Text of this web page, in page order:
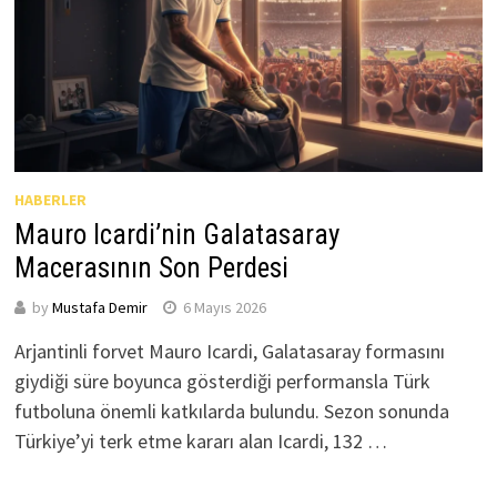
HABERLER
Mauro Icardi’nin Galatasaray
Macerasının Son Perdesi
by Mustafa Demir 6 Mayıs 2026
Arjantinli forvet Mauro Icardi, Galatasaray formasını
giydiği süre boyunca gösterdiği performansla Türk
futboluna önemli katkılarda bulundu. Sezon sonunda
Türkiye’yi terk etme kararı alan Icardi, 132 …